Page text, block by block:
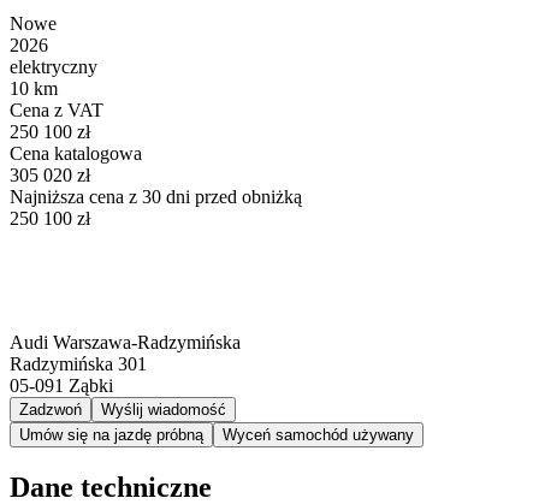
Nowe
2026
elektryczny
10 km
Cena z VAT
250 100 zł
Cena katalogowa
305 020 zł
Najniższa cena z 30 dni przed obniżką
250 100 zł
Audi Warszawa-Radzymińska
Radzymińska 301
05-091 Ząbki
Zadzwoń
Wyślij wiadomość
Umów się na jazdę próbną
Wyceń samochód używany
Dane techniczne